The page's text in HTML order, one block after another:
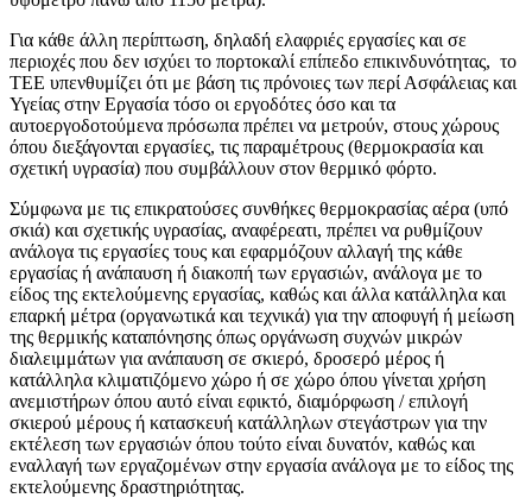
Για κάθε άλλη περίπτωση, δηλαδή ελαφριές εργασίες και σε
περιοχές που δεν ισχύει το πορτοκαλί επίπεδο επικινδυνότητας, το
ΤΕΕ υπενθυμίζει ότι με βάση τις πρόνοιες των περί Ασφάλειας και
Υγείας στην Εργασία τόσο οι εργοδότες όσο και τα
αυτοεργοδοτούμενα πρόσωπα πρέπει να μετρούν, στους χώρους
όπου διεξάγονται εργασίες, τις παραμέτρους (θερμοκρασία και
σχετική υγρασία) που συμβάλλουν στον θερμικό φόρτο.
Σύμφωνα με τις επικρατούσες συνθήκες θερμοκρασίας αέρα (υπό
σκιά) και σχετικής υγρασίας, αναφέρεατι, πρέπει να ρυθμίζουν
ανάλογα τις εργασίες τους και εφαρμόζουν αλλαγή της κάθε
εργασίας ή ανάπαυση ή διακοπή των εργασιών, ανάλογα με το
είδος της εκτελούμενης εργασίας, καθώς και άλλα κατάλληλα και
επαρκή μέτρα (οργανωτικά και τεχνικά) για την αποφυγή ή μείωση
της θερμικής καταπόνησης όπως οργάνωση συχνών μικρών
διαλειμμάτων για ανάπαυση σε σκιερό, δροσερό μέρος ή
κατάλληλα κλιματιζόμενο χώρο ή σε χώρο όπου γίνεται χρήση
ανεμιστήρων όπου αυτό είναι εφικτό, διαμόρφωση / επιλογή
σκιερού μέρους ή κατασκευή κατάλληλων στεγάστρων για την
εκτέλεση των εργασιών όπου τούτο είναι δυνατόν, καθώς και
εναλλαγή των εργαζομένων στην εργασία ανάλογα με το είδος της
εκτελούμενης δραστηριότητας.